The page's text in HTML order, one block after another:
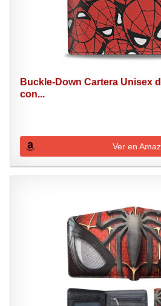
Buckle-Down Cartera Unisex
con...
Ver en